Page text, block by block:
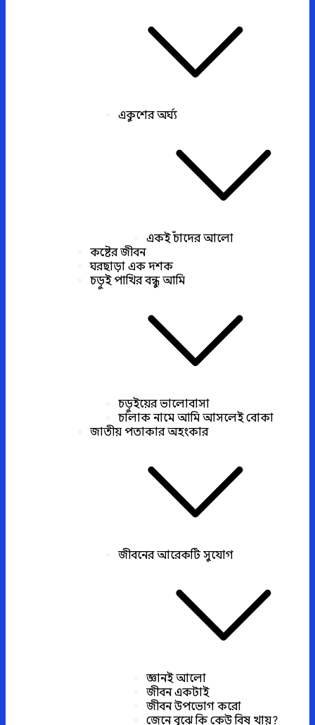
একুশের অর্ঘ্য
একই চাঁদের আলো
কষ্টের জীবন
ঘরছাড়া এক দশক
চড়ুই পাখির বন্ধু আমি
চড়ুইয়ের ভালোবাসা
চালাক নামে আমি আসলেই বোকা
জাতীয় পতাকার অহংকার
জীবনের আরেকটি সুযোগ
জ্ঞানই আলো
জীবন একটাই
জীবন উপভোগ করো
জেনে বুঝে কি কেউ বিষ খায়?